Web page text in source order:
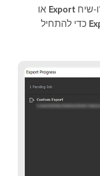
שיח Export או
כדי להתחיל